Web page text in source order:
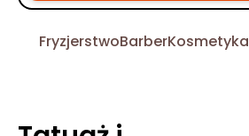
FryzjerstwoBarberKosmetyka